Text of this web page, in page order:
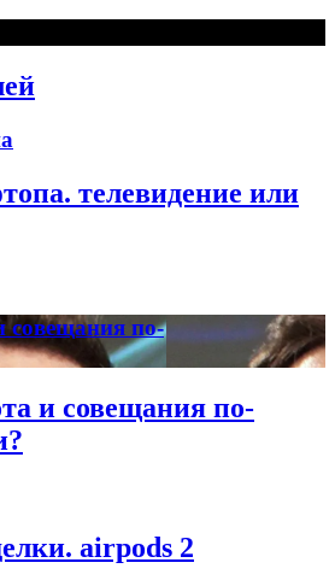
телевидение или
совещания по-
и совещания по-
airpods 2